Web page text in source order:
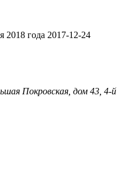
2018 года 2017-12-24
Покровская, дом 43, 4-й